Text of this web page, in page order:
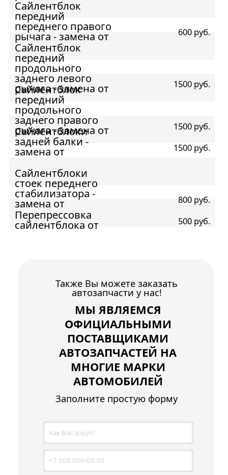
Сайлентблок
передний
переднего правого
рычага - замена от 600 руб.
Сайлентблок
передний
продольного
заднего левого
рычага - замена от 1500 руб.
Сайлентблок
передний
продольного
заднего правого
рычага - замена от 1500 руб.
Сайлентблоки
задней балки -
замена от 1500 руб.
Сайлентблоки
стоек переднего
стабилизатора -
замена от 800 руб.
Перепрессовка
сайлентблока от 500 руб.
Также Вы можете заказать
автозапчасти у нас!
МЫ ЯВЛЯЕМСЯ
ОФИЦИАЛЬНЫМИ
ПОСТАВЩИКАМИ
АВТОЗАПЧАСТЕЙ НА
МНОГИЕ МАРКИ
АВТОМОБИЛЕЙ
Заполните простую форму